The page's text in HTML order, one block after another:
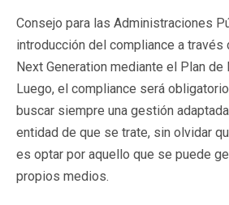
Consejo para las Administraciones
introducción del compliance a
Next Generation mediante el Plan
Luego, el compliance será
buscar siempre una gestión
entidad de que se trate, sin olvidar
es optar por aquello que se puede
propios medios.